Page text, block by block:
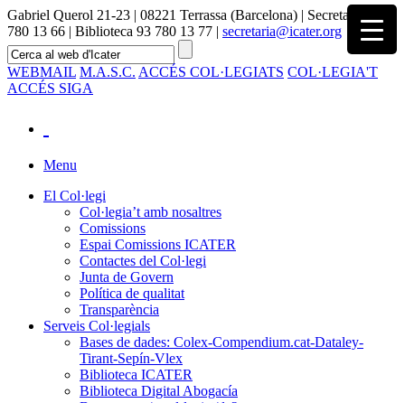
Gabriel Querol 21-23 | 08221 Terrassa (Barcelona) | Secretaria 93
780 13 66 | Biblioteca 93 780 13 77 | secretaria@icater.org
WEBMAIL M.A.S.C. ACCÉS COL·LEGIATS COL·LEGIA'T
ACCÉS SIGA
Menu
El Col·legi
Col·legia’t amb nosaltres
Comissions
Espai Comissions ICATER
Contactes del Col·legi
Junta de Govern
Política de qualitat
Transparència
Serveis Col·legials
Bases de dades: Colex-Compendium.cat-Dataley-
Tirant-Sepín-Vlex
Biblioteca ICATER
Biblioteca Digital Abogacía